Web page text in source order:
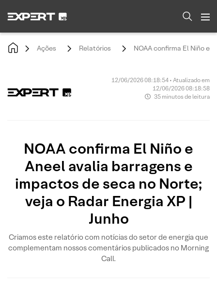
Ações Relatórios NOAA confirma El Niño e
12/06/2026 08:18:54 • Atualizado em
12/06/2026 08:18:58
35 minutos de leitura
NOAA confirma El Niño e
Aneel avalia barragens e
impactos de seca no Norte;
veja o Radar Energia XP |
Junho
Criamos este relatório com notícias do setor de energia que
complementam nossos comentários publicados no Morning
Call.